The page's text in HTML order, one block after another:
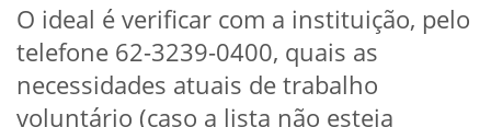
O ideal é verificar com a instituição, pelo
telefone 62-3239-0400, quais as
necessidades atuais de trabalho
voluntário (caso a lista não esteja